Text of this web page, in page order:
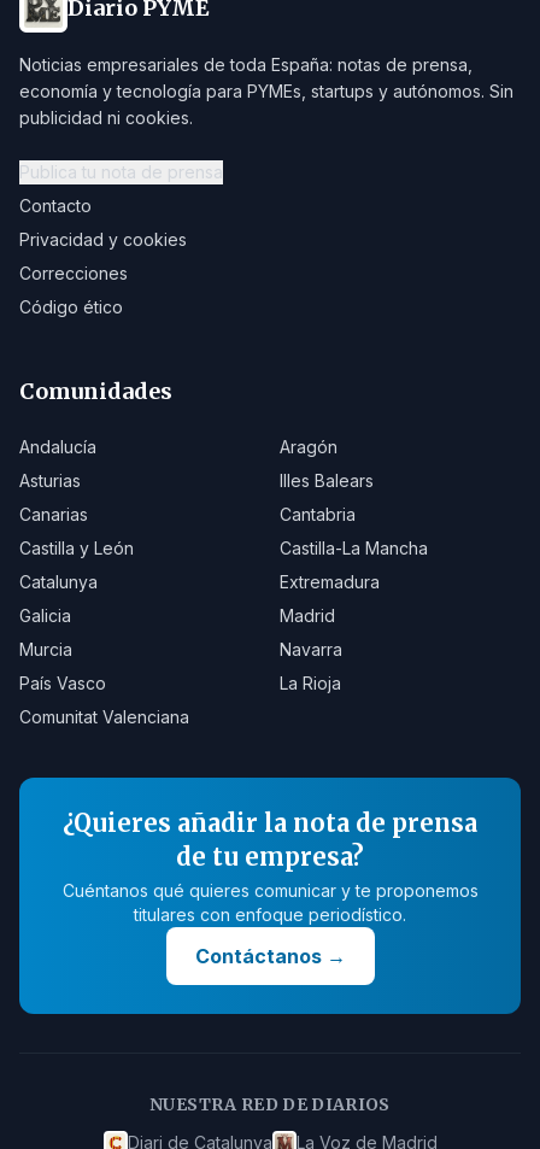
Diario PYME
Noticias empresariales de toda España: notas de prensa,
economía y tecnología para PYMEs, startups y autónomos. Sin
publicidad ni cookies.
Publica tu nota de prensa
Contacto
Privacidad y cookies
Correcciones
Código ético
Comunidades
Andalucía
Aragón
Asturias
Illes Balears
Canarias
Cantabria
Castilla y León
Castilla-La Mancha
Catalunya
Extremadura
Galicia
Madrid
Murcia
Navarra
País Vasco
La Rioja
Comunitat Valenciana
¿Quieres añadir la nota de prensa
de tu empresa?
Cuéntanos qué quieres comunicar y te proponemos
titulares con enfoque periodístico.
Contáctanos→
NUESTRA RED DE DIARIOS
Diari de Catalunya La Voz de Madrid